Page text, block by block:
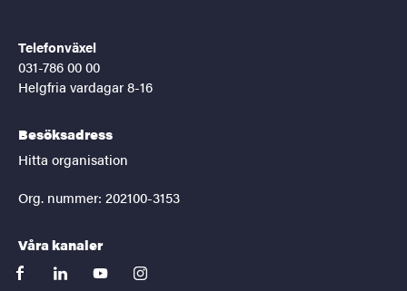
Telefonväxel
031-786 00 00
Helgfria vardagar 8-16
Besöksadress
Hitta organisation
Org. nummer: 202100-3153
Våra kanaler
facebooklinkedinyoutubeinstagram